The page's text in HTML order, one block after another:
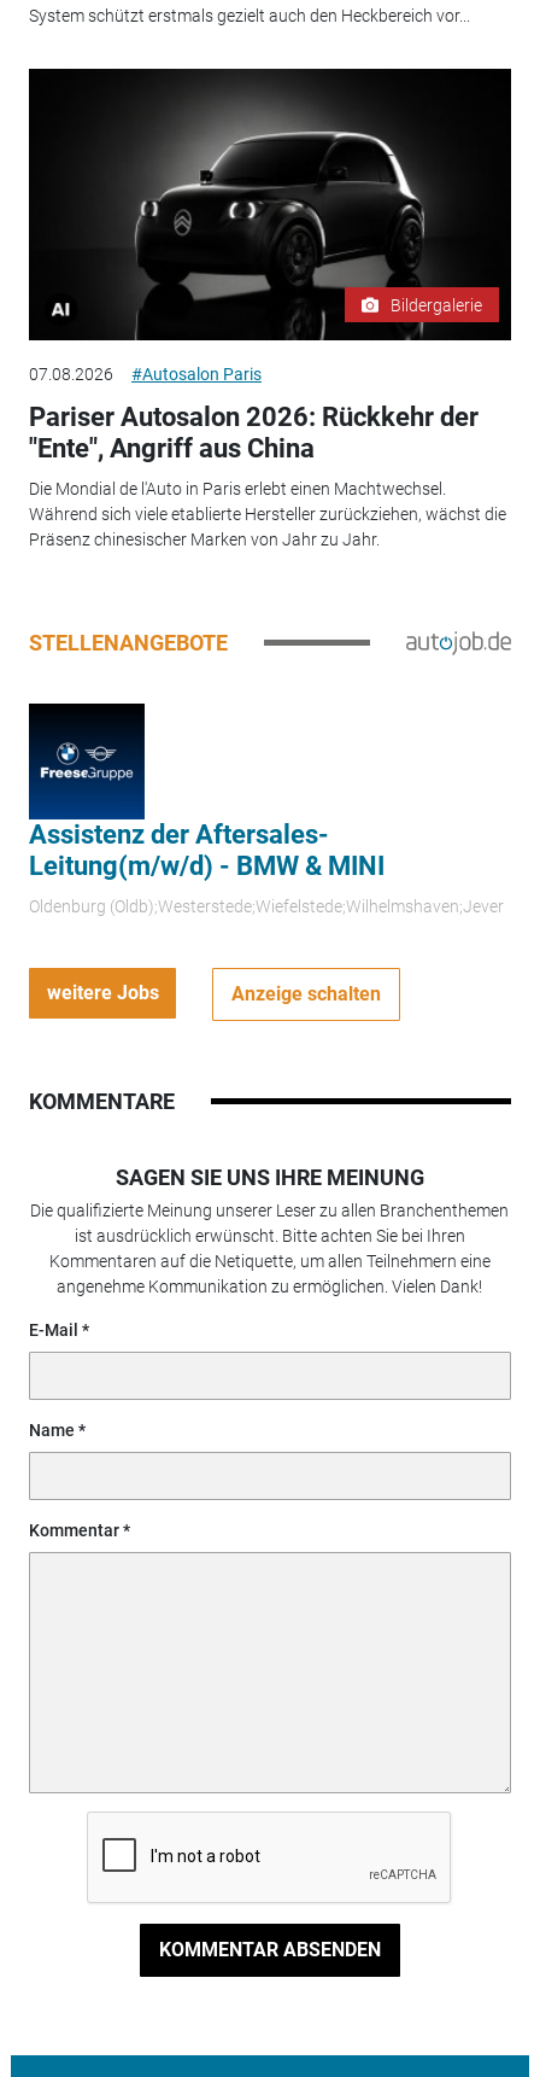
System schützt erstmals gezielt auch den Heckbereich vor...
Bildergalerie
07.08.2026 #Autosalon Paris
Pariser Autosalon 2026: Rückkehr der
"Ente", Angriff aus China
Die Mondial de l'Auto in Paris erlebt einen Machtwechsel.
Während sich viele etablierte Hersteller zurückziehen, wächst die
Präsenz chinesischer Marken von Jahr zu Jahr.
STELLENANGEBOTE
Assistenz der Aftersales-
Leitung(m/w/d) - BMW & MINI
Oldenburg (Oldb);Westerstede;Wiefelstede;Wilhelmshaven;Jever
weitere Jobs Anzeige schalten
KOMMENTARE
SAGEN SIE UNS IHRE MEINUNG
Die qualifizierte Meinung unserer Leser zu allen Branchenthemen
ist ausdrücklich erwünscht. Bitte achten Sie bei Ihren
Kommentaren auf die Netiquette, um allen Teilnehmern eine
angenehme Kommunikation zu ermöglichen. Vielen Dank!
E-Mail
Name
Kommentar
KOMMENTAR ABSENDEN